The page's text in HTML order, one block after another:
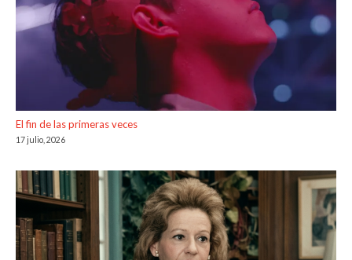
El fin de las primeras veces
17 julio, 2026